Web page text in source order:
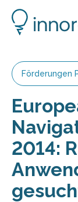
Förderungen
2014: